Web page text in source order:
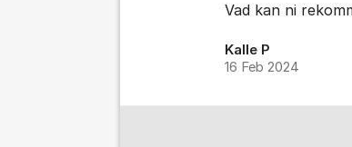
Vad kan ni
Kalle P
16 Feb 2024